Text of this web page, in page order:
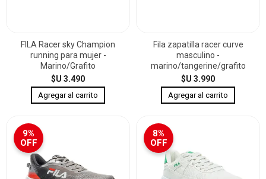
FILA Racer sky Champion
running para mujer -
Marino/Grafito
$U 3.490
Fila zapatilla racer curve
masculino -
marino/tangerine/grafito
$U 3.990
9%
OFF
8%
OFF